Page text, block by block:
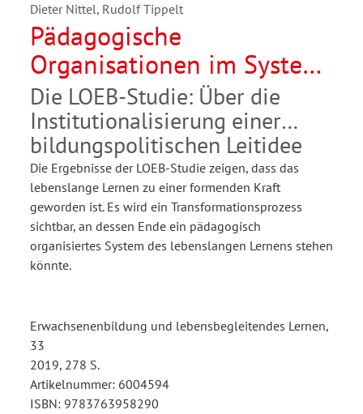
Dieter Nittel, Rudolf Tippelt
Pädagogische
Organisationen im System
des lebenslangen Lernens
Die LOEB-Studie: Über die
Institutionalisierung einer
bildungspolitischen Leitidee
Die Ergebnisse der LOEB-Studie zeigen, dass das
lebenslange Lernen zu einer formenden Kraft
geworden ist. Es wird ein Transformationsprozess
sichtbar, an dessen Ende ein pädagogisch
organisiertes System des lebenslangen Lernens stehen
könnte.
Erwachsenenbildung und lebensbegleitendes Lernen,
33
2019, 278 S.
Artikelnummer: 6004594
ISBN: 9783763958290